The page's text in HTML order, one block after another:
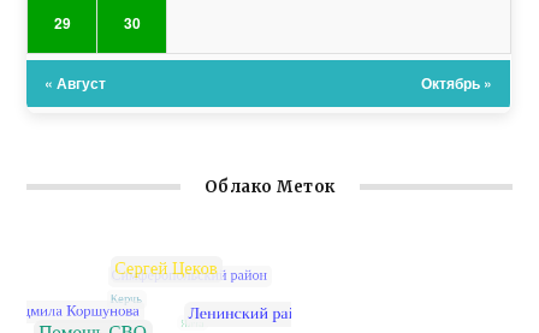
29 30
« Август Октябрь »
Облако Меток